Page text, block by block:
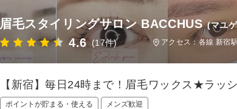
眉毛スタイリングサロン BACCHUS (マユ
4.6 (17件) アクセス：各線 新宿
【新宿】毎日24時まで！眉毛ワックス★ラッ
ポイントが貯まる・使える メンズ歓迎